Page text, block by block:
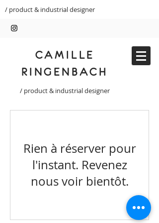
/ product & industrial designer
CAMILLE
RINGENBACH
/ product & industrial designer
Rien à réserver pour
l'instant. Revenez
nous voir bientôt.